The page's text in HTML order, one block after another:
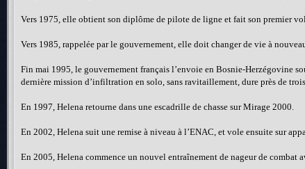
Vers 1975, elle obtient son diplôme de pilote de ligne et fait son premier
Vers 1985, rappelée par le gouvernement, elle doit changer de vie à
Fin mai 1995, le gouvernement français l’envoie en Bosnie-Herzégovine
dernière mission d’infiltration en solo, sans ravitaillement, dure près de
En 1997, Helena retourne dans une escadrille de chasse sur Mirage 2000.
En 2002, Helena suit une remise à niveau à l’ENAC, et vole ensuite sur
En 2005, Helena commence un nouvel entraînement de nageur de combat